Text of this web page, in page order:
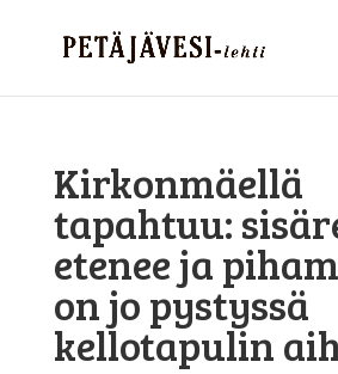
Kirkonmäellä
tapahtuu:
etenee ja
on jo pystyssä
kellotapulin